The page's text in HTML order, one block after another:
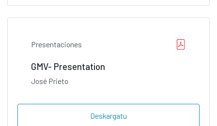
Presentaciones
GMV- Presentation
José Prieto
Deskargatu